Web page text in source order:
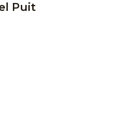
Puit